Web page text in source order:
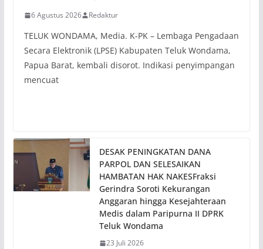
6 Agustus 2026 Redaktur
TELUK WONDAMA, Media. K-PK – Lembaga Pengadaan
Secara Elektronik (LPSE) Kabupaten Teluk Wondama,
Papua Barat, kembali disorot. Indikasi penyimpangan
mencuat
DESAK PENINGKATAN DANA
PARPOL DAN SELESAIKAN
HAMBATAN HAK NAKESFraksi
Gerindra Soroti Kekurangan
Anggaran hingga Kesejahteraan
Medis dalam Paripurna II DPRK
Teluk Wondama
23 Juli 2026